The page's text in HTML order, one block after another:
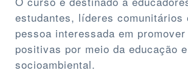
estudantes, líderes comunitários
pessoa interessada em
positivas por meio da educação
socioambiental.